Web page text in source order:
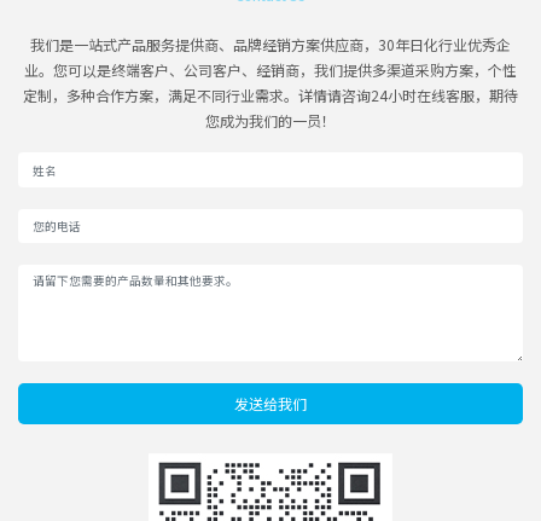
我们是一站式产品服务提供商、品牌经销方案供应商，30年日化行业优秀企
业。您可以是终端客户、公司客户、经销商，我们提供多渠道采购方案，个性
定制，多种合作方案，满足不同行业需求。详情请咨询24小时在线客服，期待
您成为我们的一员！
发送给我们